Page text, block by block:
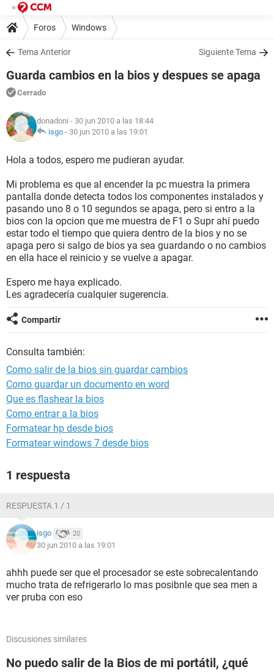
Foros Windows
Tema Anterior Siguiente Tema
Guarda cambios en la bios y despues se apaga
Cerrado
donadoni - 30 jun 2010 a las 18:44
isgo - 30 jun 2010 a las 19:01
Hola a todos, espero me pudieran ayudar.
Mi problema es que al encender la pc muestra la primera
pantalla donde detecta todos los componentes instalados y
pasando uno 8 o 10 segundos se apaga, pero si entro a la
bios con la opcion que me muestra de F1 o Supr ahí puedo
estar todo el tiempo que quiera dentro de la bios y no se
apaga pero si salgo de bios ya sea guardando o no cambios
en ella hace el reinicio y se vuelve a apagar.
Espero me haya explicado.
Les agradecería cualquier sugerencia.
Compartir
Consulta también:
Como salir de la bios sin guardar cambios
Como guardar un documento en word
Que es flashear la bios
Como entrar a la bios
Formatear hp desde bios
Formatear windows 7 desde bios
1 respuesta
RESPUESTA 1 / 1
isgo 20
30 jun 2010 a las 19:01
ahhh puede ser que el procesador se este sobrecalentando
mucho trata de refrigerarlo lo mas posibnle que sea men a
ver pruba con eso
Discusiones similares
No puedo salir de la Bios de mi portátil, ¿qué